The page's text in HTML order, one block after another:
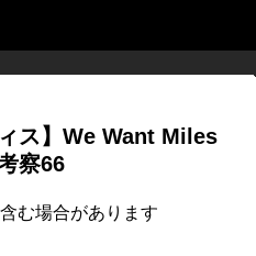
ス】We Want Miles
察66
む場合があります